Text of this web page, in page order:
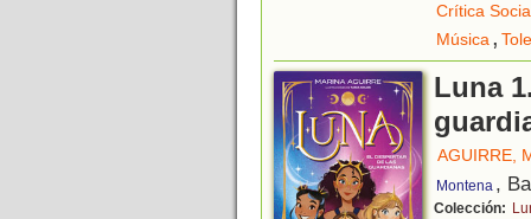
Crítica
Música,
Luna
AGUIRRE,
Montena ,
Colección: